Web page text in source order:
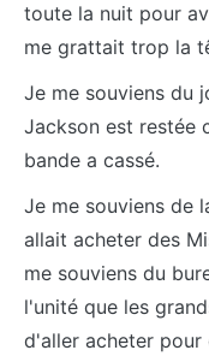
toute la nuit pour
me grattait trop la
Je me souviens du
Jackson est restée
bande a cassé.
Je me souviens de
allait acheter des
me souviens du
l'unité que les
d'aller acheter pour